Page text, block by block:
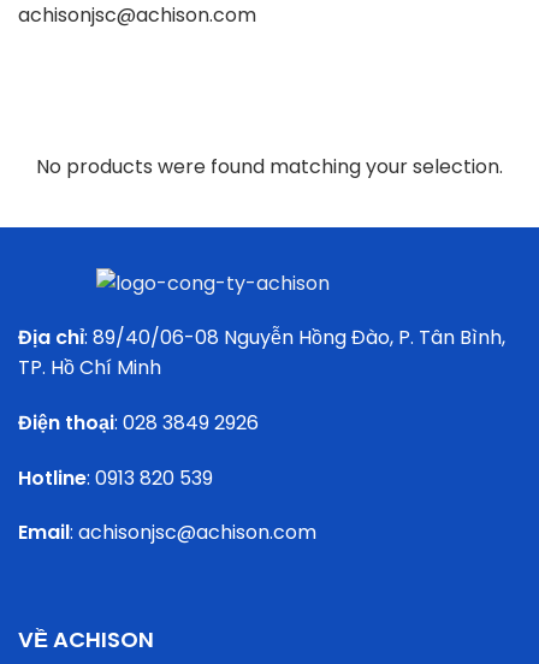
achisonjsc@achison.com
No products were found matching your selection.
Địa chỉ: 89/40/06-08 Nguyễn Hồng Đào, P. Tân Bình,
TP. Hồ Chí Minh
Điện thoại: 028 3849 2926
Hotline: 0913 820 539
Email: achisonjsc@achison.com
VỀ ACHISON